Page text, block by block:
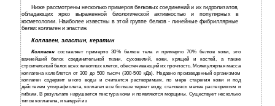
Ниже рассмотрены несколько примеров белковых соединений и их гидролизатов,
обладающих ярко выраженной биологической активностью и популярных в
косметологии. Наиболее известны в этой группе белков - линейные фибриллярные
белки: коллаген и эластин.
Коллаген, эластин, кератин
Коллаген составляет примерно 30% белков тела и примерно 70% белков кожи, это
важнейший белок соединительной ткани, сухожилий, кожи, хрящей и костей, а также
строительный белок всех животных клеток, обеспечивающий их прочность. Молекулярная масса
коллагена колеблется от 300 до 500 тысяч (300-500 кДа). Недавно произведенный организмом
коллаген содержит много воды и считается растворимым, по мере старения кожи и под
действием ультрафиолета, коллаген все больше теряет воду, становясь менее растворимым и
гибким. В результате нарушается текстура кожи и появляются морщины. Существует несколько
типов коллагена, и каждый из